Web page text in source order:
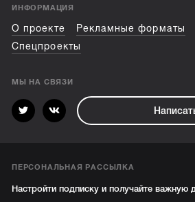
ИНФОРМАЦИЯ
О проекте Рекламные форматы
Спецпроекты
МЫ НА СВЯЗИ
ПЕРСОНАЛЬНАЯ РАССЫЛКА
Настройти подписку и получайте